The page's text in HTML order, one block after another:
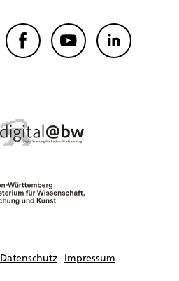
Datenschutz Impressum